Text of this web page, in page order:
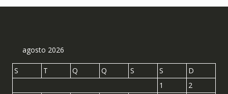
agosto 2026
S T Q Q S S
D
1
2